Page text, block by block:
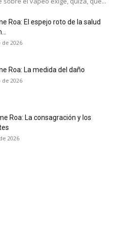
de las
Roa: El espejo roto de la salud
de 2026
Roa: La medida del daño
de 2026
Roa: La consagración y los
2026